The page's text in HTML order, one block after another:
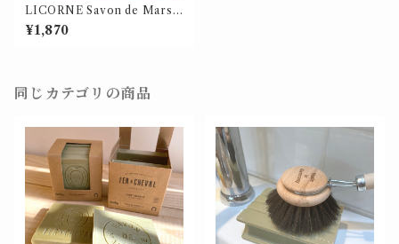
LICORNE Savon de Marsei
lle / リコーヌ マルセイユソー
プ XL
¥1,870
同じカテゴリの商品